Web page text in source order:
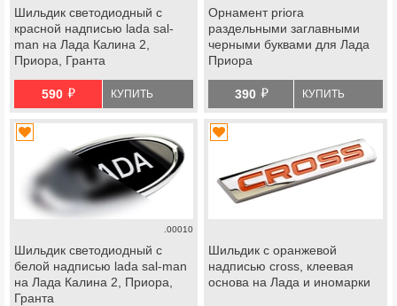
Шильдик светодиодный с
красной надписью lada sal-
man на Лада Калина 2,
Приора, Гранта
590 й КУПИТЬ
Орнамент priora
раздельными заглавными
черными буквами для Лада
Приора
390 й КУПИТЬ
.00010
Шильдик светодиодный с
белой надписью lada sal-man
на Лада Калина 2, Приора,
Гранта
Шильдик с оранжевой
надписью cross, клеевая
основа на Лада и иномарки